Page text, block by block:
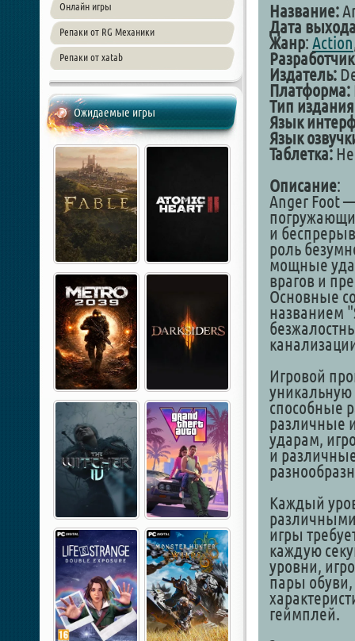
Онлайн игры
Репаки от RG Механики
Репаки от xatab
Ожидаемые игры
Название:
Дата
Жанр: Action
Разработчик
Издатель:
Платформа:
Тип издания
Язык
Язык
Таблетка:
Описание:
Anger Foot
и
роль
мощные
врагов и
Основные
названием
Игровой
уникальную
способные
различные
ударам,
и
Каждый
игры
каждую
уровни,
пары
геймплей.